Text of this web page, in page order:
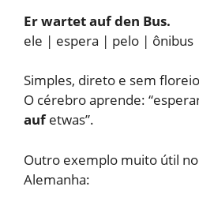
Er wartet auf den Bus.
ele | espera | pelo | ônibus
Simples, direto e sem
O cérebro aprende:
aufetwas”.
Outro exemplo muito útil
Alemanha: